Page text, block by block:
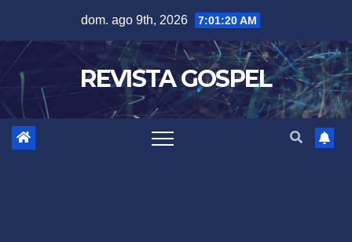
content
dom. ago 9th, 2026 7:01:22 AM
REVISTA GOSPEL